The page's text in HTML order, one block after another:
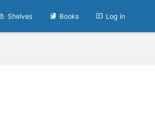
Shelves Books Log in